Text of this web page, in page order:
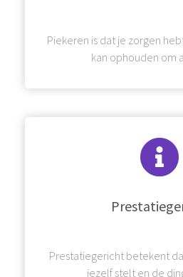
Piekeren is dat je zorgen
kan ophouden om
Prestatiegericht betekent
jezelf stelt en de